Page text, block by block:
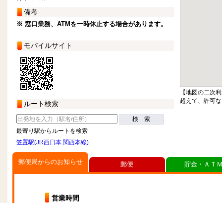
備考
※ 窓口業務、ATMを一時休止する場合があります。
モバイルサイト
ルート検索
検 索
最寄り駅からルートを検索
笠置駅(JR西日本 関西本線)
【地図の二次
超えて、許可
郵便局からのお知らせ
営業時間
郵便 貯金・ＡＴ